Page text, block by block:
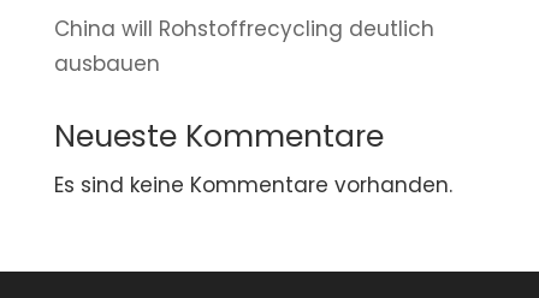
China will Rohstoffrecycling deutlich
ausbauen
Neueste Kommentare
Es sind keine Kommentare vorhanden.